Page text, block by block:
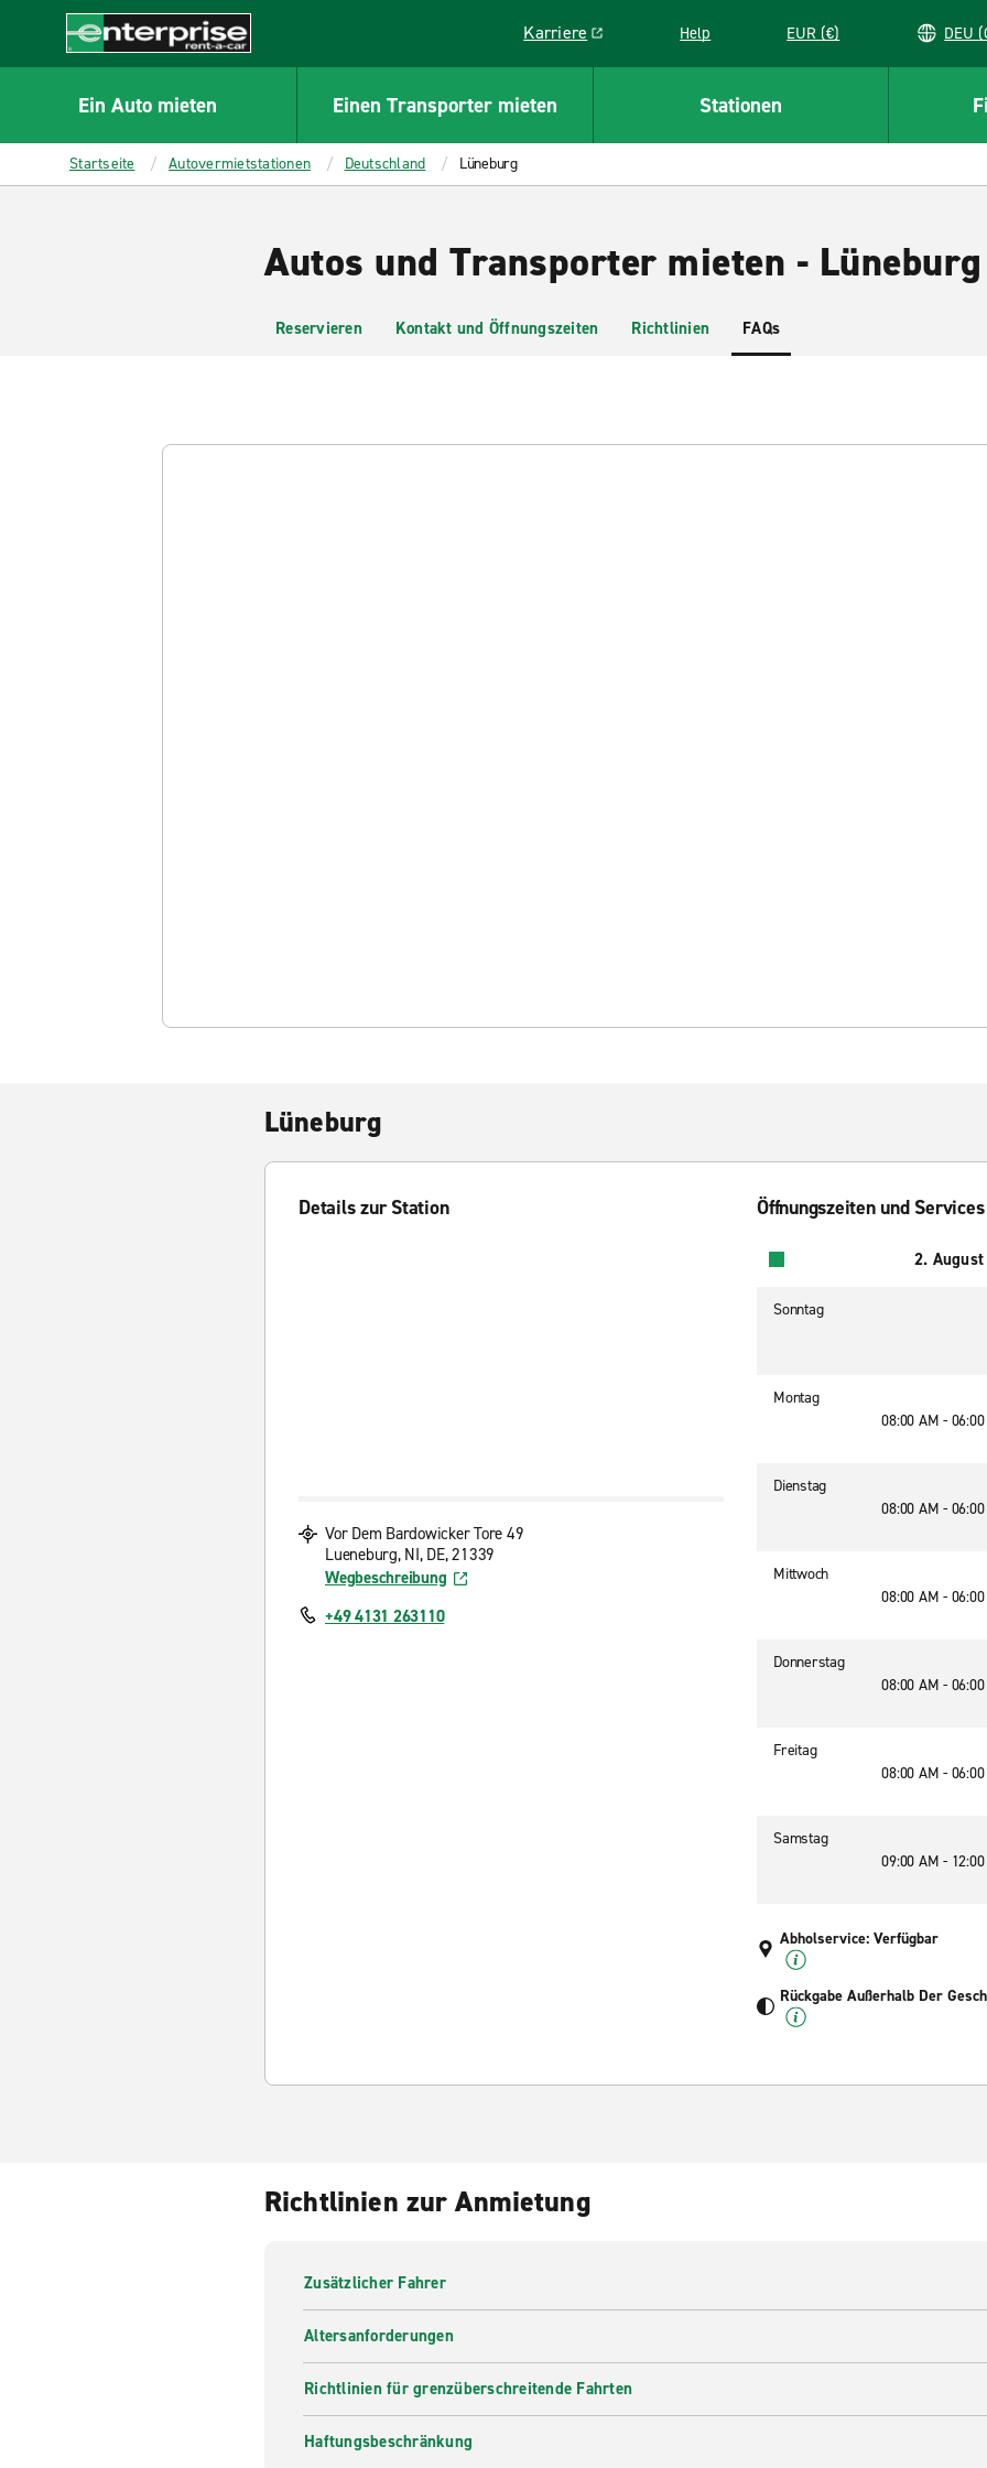
CONTENT
Enterprise
Karriere
Link opens in a new window
Help EUR (€)
Ein Auto mieten Einen Transporter mieten Stationen
Startseite Autovermietstationen Deutschland Lüneburg
Autos und Transporter mieten - Lüneburg
Reservieren Kontakt und Öffnungszeiten Richtlinien FAQs
Lüneburg
Details zur Station
Vor Dem Bardowicker Tore 49
Lueneburg, NI, DE, 21339
Wegbeschreibung
+49 4131 263110
Öffnungszeiten und Services
2.
Sonntag
Montag
08:00 AM -
Dienstag
08:00 AM -
Mittwoch
08:00 AM -
Donnerstag
08:00 AM -
Freitag
08:00 AM -
Samstag
09:00 AM -
Abholservice: Verfügbar
Rückgabe Außerhalb Der
Richtlinien zur Anmietung
Zusätzlicher Fahrer
Altersanforderungen
Richtlinien für grenzüberschreitende Fahrten
Haftungsbeschränkung